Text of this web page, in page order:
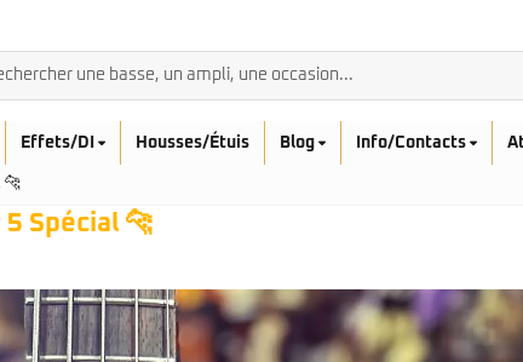
BASSES
Effets/DI Housses/Étuis Blog Info/Contacts
🐆
Spécial 🐆